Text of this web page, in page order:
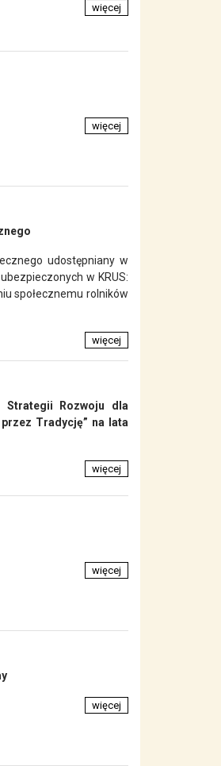
więcej
więcej
udostępniany w
w KRUS:
społecznemu rolników
więcej
Strategii Rozwoju dla
Tradycję” na lata
więcej
więcej
więcej